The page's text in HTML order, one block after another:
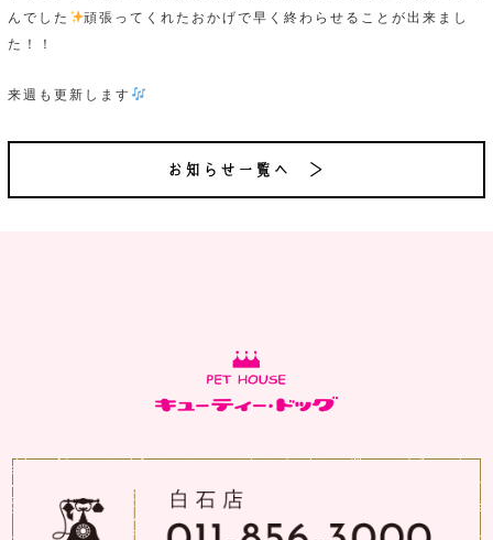
んでした
頑張ってくれたおかげで早く終わらせることが出来まし
た！！
来週も更新します
お知らせ一覧へ ＞